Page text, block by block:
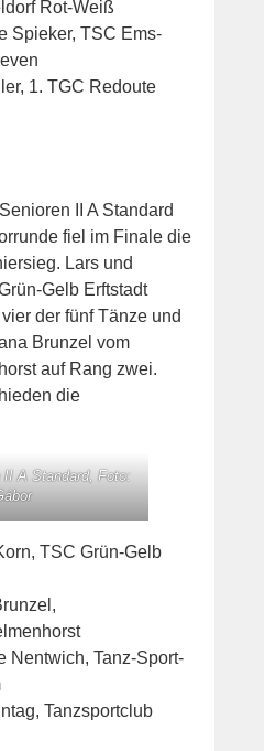
Rot-Weiß
Spieker, TSC Ems-
1. TGC Redoute
II A Standard
fiel im Finale die
Lars und
Gelb Erftstadt
der fünf Tänze und
Brunzel vom
auf Rang zwei.
die
II A Standard, Foto:
TSC Grün-Gelb
Nentwich, Tanz-Sport-
Tanzsportclub